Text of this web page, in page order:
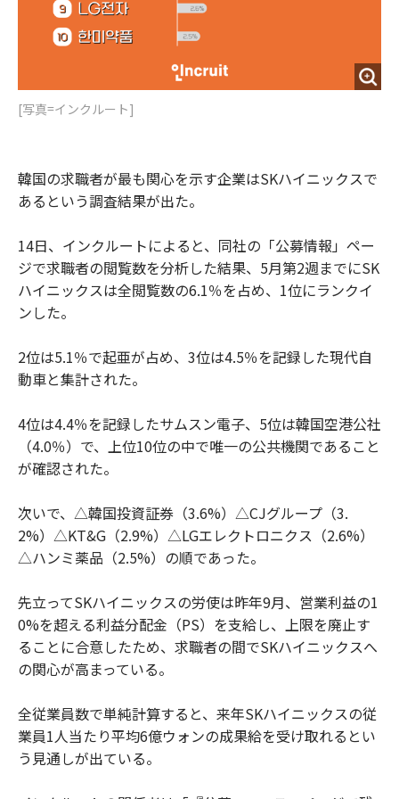
[写真=インクルート]
韓国の求職者が最も関心を示す企業はSKハイニックスで
あるという調査結果が出た。
14日、インクルートによると、同社の「公募情報」ペー
ジで求職者の閲覧数を分析した結果、5月第2週までにSK
ハイニックスは全閲覧数の6.1％を占め、1位にランクイ
ンした。
2位は5.1％で起亜が占め、3位は4.5％を記録した現代自
動車と集計された。
4位は4.4％を記録したサムスン電子、5位は韓国空港公社
（4.0％）で、上位10位の中で唯一の公共機関であること
が確認された。
次いで、△韓国投資証券（3.6%）△CJグループ（3.
2%）△KT&G（2.9%）△LGエレクトロニクス（2.6%）
△ハンミ薬品（2.5%）の順であった。
先立ってSKハイニックスの労使は昨年9月、営業利益の1
0%を超える利益分配金（PS）を支給し、上限を廃止す
ることに合意したため、求職者の間でSKハイニックスへ
の関心が高まっている。
全従業員数で単純計算すると、来年SKハイニックスの従
業員1人当たり平均6億ウォンの成果給を受け取れるとい
う見通しが出ている。